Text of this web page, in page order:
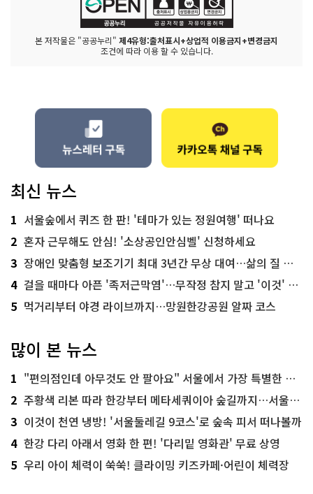
본 저작물은 "공공누리" 제4유형:출처표시+상업적 이용금지+변경금지
조건에 따라 이용 할 수 있습니다.
최신 뉴스
1 서울숲에서 퀴즈 한 판! '테마가 있는 정원여행' 떠나요
2 혼자 근무해도 안심! '소상공인안심벨' 신청하세요
3 장애인 맞춤형 보조기기 최대 3년간 무상 대여…삶의 질 높인다
4 걸을 때마다 아픈 '족저근막염'…무작정 참지 말고 '이것' 해보세요!
5 먹거리부터 야경 라이브까지…망원한강공원 알짜 코스
많이 본 뉴스
1 "편의점인데 아무것도 안 팔아요" 서울에서 가장 특별한 편의점의 정체
2 주황색 리본 따라 한강부터 메타세쿼이아 숲길까지…서울둘레길 15코스
3 이것이 천연 냉방! '서울둘레길 9코스'로 숲속 피서 떠나볼까
4 한강 다리 아래서 영화 한 편! '다리밑 영화관' 무료 상영
5 우리 아이 체력이 쑥쑥! 클라이밍 키즈카페·어린이 체력장